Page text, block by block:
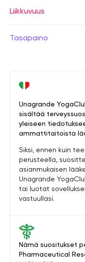
Liikkuvuus
Tasapaino
Nämä suositukset
Pharmaceutical
Unagrande
sisältää
yleiseen
ammattitaitoista
Siksi, ennen kuin
perusteella,
asianmukaisen
Unagrande
tai luotat
vastuullasi.